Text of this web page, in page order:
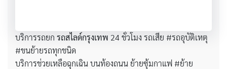
บริการรถยก รถสไลด์กรุงเทพ 24 ชั่วโมง รถเสีย #รถอุบัติเหตุ
#ขนย้ายรถทุกชนิด
บริการช่วยเหลือฉุกเฉิน บนท้องถนน ย้ายซุ้มกาแฟ #ย้าย